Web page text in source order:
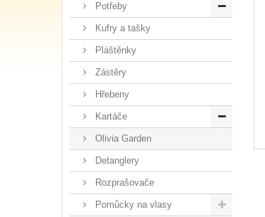
Potřeby
Kufry a tašky
Pláštěnky
Zástěry
Hřebeny
Kartáče
Olivia Garden
Detanglery
Rozprašovače
Pomůcky na vlasy